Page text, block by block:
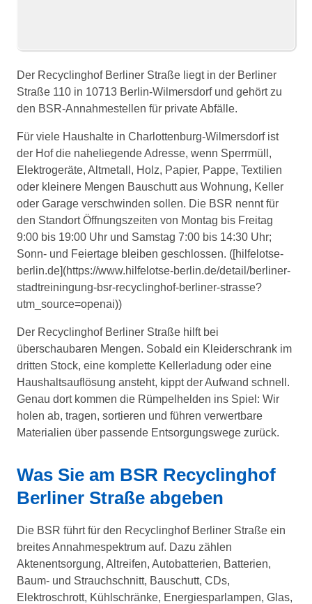
Der Recyclinghof Berliner Straße liegt in der Berliner
Straße 110 in 10713 Berlin-Wilmersdorf und gehört zu
den BSR-Annahmestellen für private Abfälle.
Für viele Haushalte in Charlottenburg-Wilmersdorf ist
der Hof die naheliegende Adresse, wenn Sperrmüll,
Elektrogeräte, Altmetall, Holz, Papier, Pappe, Textilien
oder kleinere Mengen Bauschutt aus Wohnung, Keller
oder Garage verschwinden sollen. Die BSR nennt für
den Standort Öffnungszeiten von Montag bis Freitag
9:00 bis 19:00 Uhr und Samstag 7:00 bis 14:30 Uhr;
Sonn- und Feiertage bleiben geschlossen. ([hilfelotse-
berlin.de](https://www.hilfelotse-berlin.de/detail/berliner-
stadtreiningung-bsr-recyclinghof-berliner-strasse?
utm_source=openai))
Der Recyclinghof Berliner Straße hilft bei
überschaubaren Mengen. Sobald ein Kleiderschrank im
dritten Stock, eine komplette Kellerladung oder eine
Haushaltsauflösung ansteht, kippt der Aufwand schnell.
Genau dort kommen die Rümpelhelden ins Spiel: Wir
holen ab, tragen, sortieren und führen verwertbare
Materialien über passende Entsorgungswege zurück.
Was Sie am BSR Recyclinghof
Berliner Straße abgeben
Die BSR führt für den Recyclinghof Berliner Straße ein
breites Annahmespektrum auf. Dazu zählen
Aktenentsorgung, Altreifen, Autobatterien, Batterien,
Baum- und Strauchschnitt, Bauschutt, CDs,
Elektroschrott, Kühlschränke, Energiesparlampen, Glas,